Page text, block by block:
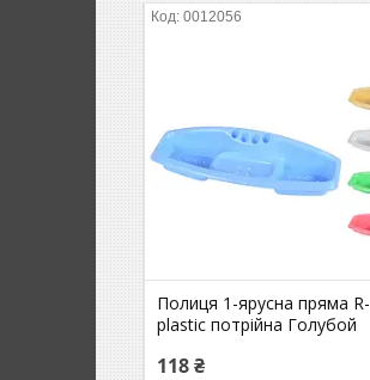
0012056
Полиця 1-ярусна пряма R-
plastic потрійна Голубой
118 ₴